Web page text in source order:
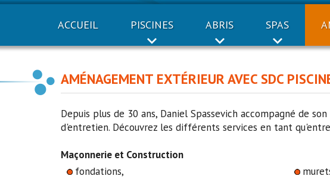
ACCUEIL PISCINES ABRIS SPAS
AMÉNAGEMENT EXTÉRIEUR AVEC SDC
Depuis plus de 30 ans, Daniel Spassevich accompagné de
d'entretien. Découvrez les différents services en tant
Maçonnerie et Construction
fondations,